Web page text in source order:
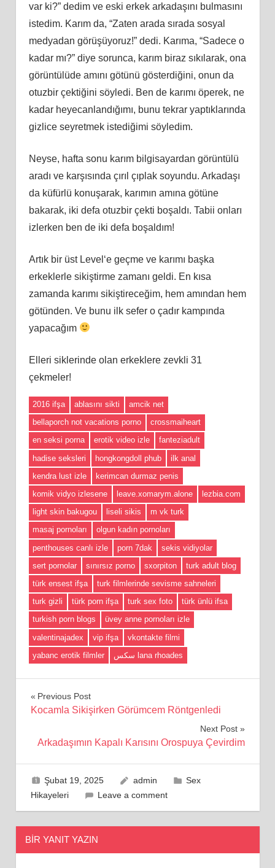
var ki?” dedim ve eski erkek arkadaşını bulmasını
istedim. Karım da, “Zaten arada sırada sosyal
medyadan görüşüyoruz!” dedi. Karıma, “Sadece o
kadar mı?” diye sorunca, karım biraz sıkılarak, ona
görüntülüde amını götünü gösterdiğini, onun da
otuzbir çektiğini söyledi. Ben de karımı öperek, ne
kadar heyecanlandığımı, bunu tekrar yaptıklarında
gizlice seyretmek istediğimi söyledim.
Neyse, hafta sonu karım bilgisayardan görüntülü
aradı ve karşısında çırıl çıplak soyundu. Arkadaşı
da küfürlü konuşarak, karımın amına götüne
bakarak, iki defa otuzbir çekti boşaldı. Tabii onları
izlerken ben de iki defa boşaldım!
Artık bir üst Level ‘e geçme ve karımı başka
erkeklerle sikiştirme zamanı geldi. En kısa
zamanda karımı sikiştireceğim, hem amından hem
götünden. Ve bunu ilk sefer o çadır kampında
yapacağım
Elleri siklerinde olan erkeklere zevkli 31
çekmeler!
2016 ifşa ablasını sikti
amcik net
bellaporch not vacations porno
crossmaiheart
en seksi porna
erotik video izle
fanteziadult
hadise seksleri
hongkongdoll phub
ilk anal
kendra lust izle
kerimcan durmaz penis
komik vidyo izlesene
leave.xomarym.alone
lezbia.com
light skin bakugou
liseli sikis
m vk turk
masaj pornoları
olgun kadın pornoları
penthouses canlı izle
porn 7dak
sekis vidiyolar
sert pornolar
sınırsız porno sxorpiton
turk adult blog
türk ensest ifşa
turk filmlerinde sevisme sahneleri
turk gizli
türk porn ifşa turk sex foto
türk ünlü ifsa
turkish porn blogs
üvey anne pornoları izle
valentinajadex
vip ifşa
vkontakte filmi
yabanc erotik filmler
سكس lana rhoades
Yazı
Previous Post
Kocamla Sikişirken Görümcem Röntgenledi
Next Post
Arkadaşımın Kapalı Karısını Orospuya Çevirdim
Şubat 19, 2025 admin
Sex
Hikayeleri
Leave a comment
BIR YANIT YAZIN